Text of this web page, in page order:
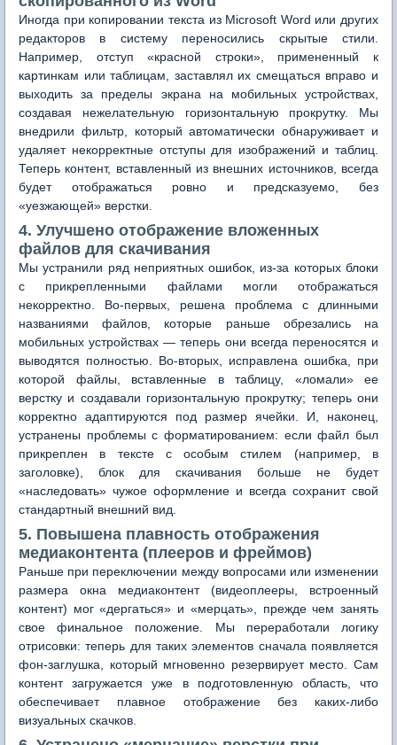
Иногда при копировании текста из Microsoft Word или других
редакторов в систему переносились скрытые стили.
Например, отступ «красной строки», примененный к
картинкам или таблицам, заставлял их смещаться вправо и
выходить за пределы экрана на мобильных устройствах,
создавая нежелательную горизонтальную прокрутку. Мы
внедрили фильтр, который автоматически обнаруживает и
удаляет некорректные отступы для изображений и таблиц.
Теперь контент, вставленный из внешних источников, всегда
будет отображаться ровно и предсказуемо, без
«уезжающей» верстки.
4. Улучшено отображение вложенных
файлов для скачивания
Мы устранили ряд неприятных ошибок, из-за которых блоки
с прикрепленными файлами могли отображаться
некорректно. Во-первых, решена проблема с длинными
названиями файлов, которые раньше обрезались на
мобильных устройствах — теперь они всегда переносятся и
выводятся полностью. Во-вторых, исправлена ошибка, при
которой файлы, вставленные в таблицу, «ломали» ее
верстку и создавали горизонтальную прокрутку; теперь они
корректно адаптируются под размер ячейки. И, наконец,
устранены проблемы с форматированием: если файл был
прикреплен в тексте с особым стилем (например, в
заголовке), блок для скачивания больше не будет
«наследовать» чужое оформление и всегда сохранит свой
стандартный внешний вид.
5. Повышена плавность отображения
медиаконтента (плееров и фреймов)
Раньше при переключении между вопросами или изменении
размера окна медиаконтент (видеоплееры, встроенный
контент) мог «дергаться» и «мерцать», прежде чем занять
свое финальное положение. Мы переработали логику
отрисовки: теперь для таких элементов сначала появляется
фон-заглушка, который мгновенно резервирует место. Сам
контент загружается уже в подготовленную область, что
обеспечивает плавное отображение без каких-либо
визуальных скачков.